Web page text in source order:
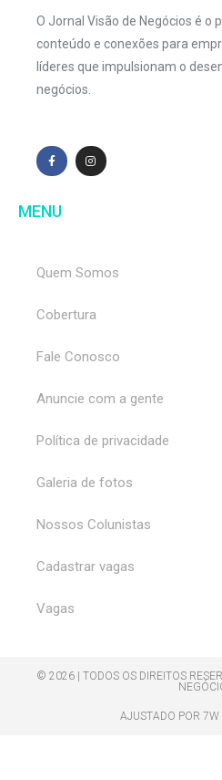
O Jornal Visão de Negócios é o
conteúdo e conexões para
líderes que impulsionam o
negócios.
MENU
Quem Somos
Cobertura
Fale Conosco
Anuncie com a gente
Política de privacidade
Galeria de fotos
Nossos Colunistas
Cadastrar vagas
Vagas
© 2026 | TODOS OS DIREITOS
AJUSTADO POR